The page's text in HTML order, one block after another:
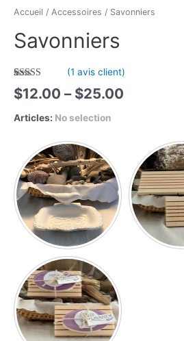
Accueil / Accessoires / Savonniers
Savonniers
Noté5.00
sur 5 basé
1
client
(1 avis client)
$12.00 – $25.00
Articles: No selection